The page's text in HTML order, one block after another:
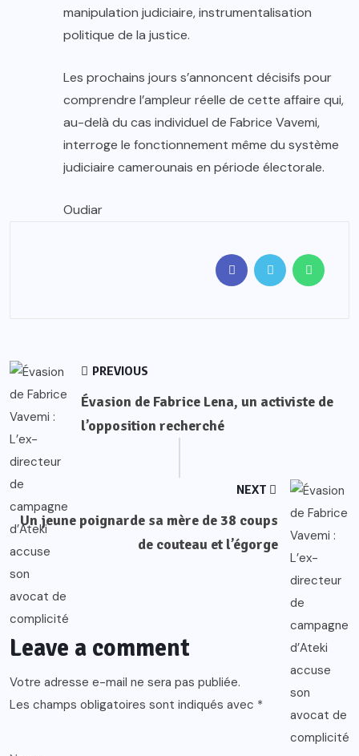
manipulation judiciaire, instrumentalisation
politique de la justice.
Les prochains jours s’annoncent décisifs pour
comprendre l’ampleur réelle de cette affaire qui,
au-delà du cas individuel de Fabrice Vavemi,
interroge le fonctionnement même du système
judiciaire camerounais en période électorale.
Oudiar
PREVIOUS
Évasion de Fabrice Lena, un activiste de
l’opposition recherché
NEXT
Un jeune poignarde sa mère de 38 coups
de couteau et l’égorge
Leave a comment
Votre adresse e-mail ne sera pas publiée.
Les champs obligatoires sont indiqués avec *